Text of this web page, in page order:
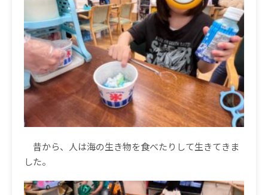
昔から、人は海の生き物を食べたりして生きてきま
した。